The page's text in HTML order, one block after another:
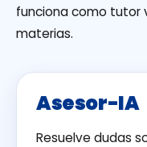
funciona como tutor
materias.
Asesor-IA
Resuelve dudas